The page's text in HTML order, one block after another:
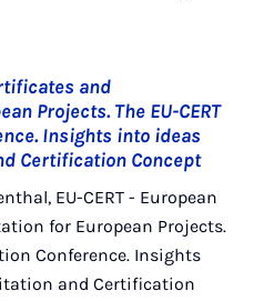
and
Projects. The EU-CERT
Insights into ideas
Certification Concept
EU-CERT - European
for European Projects.
Conference. Insights
and Certification